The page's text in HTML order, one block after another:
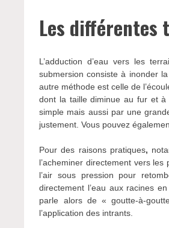
Les différentes
L’adduction d’eau vers les
submersion consiste à inonder
autre méthode est celle de
dont la taille diminue au fur et
simple mais aussi par une
justement. Vous pouvez
Pour des raisons pratiques,
l’acheminer directement vers
l’air sous pression pour
directement l’eau aux racines
parle alors de « goutte-à-
l’application des intrants.